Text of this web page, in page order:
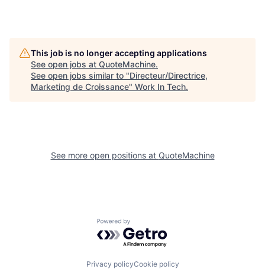
This job is no longer accepting applications
See open jobs at QuoteMachine.
See open jobs similar to "Directeur/Directrice,
Marketing de Croissance" Work In Tech.
See more open positions at QuoteMachine
Powered by Getro.com
Privacy policyCookie policy